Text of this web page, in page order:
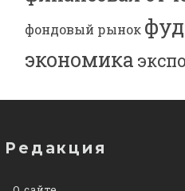
фондовый рынок
экономика
Редакция